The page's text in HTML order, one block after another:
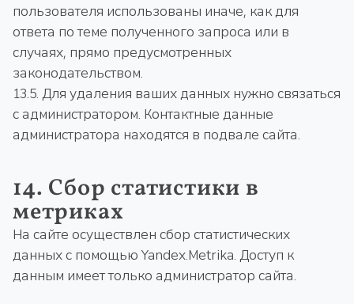
пользователя использованы иначе, как для
ответа по теме полученного запроса или в
случаях, прямо предусмотренных
законодательством.
13.5. Для удаления ваших данных нужно связаться
с администратором. Контактные данные
администратора находятся в подвале сайта.
14. Сбор статистики в
метриках
На сайте осуществлен сбор статистических
данных с помощью Yandex.Metrika. Доступ к
данным имеет только администратор сайта.